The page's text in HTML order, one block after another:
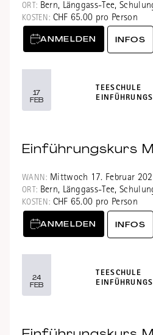
ORT: Bern, Länggass-Tee,
KOSTEN: CHF 65.00 pro Person
ANMELDEN INFOS
17
FEB
TEESCHULE
Einführungskurs
WANN: Mittwoch 17. Februar
ORT: Bern, Länggass-Tee,
KOSTEN: CHF 65.00 pro Person
ANMELDEN INFOS
24
FEB
TEESCHULE